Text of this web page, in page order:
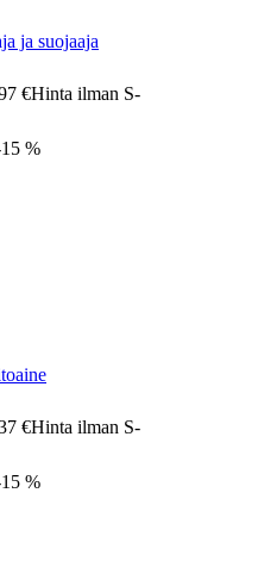
ja suojaaja
€Hinta ilman S-
%
€Hinta ilman S-
%